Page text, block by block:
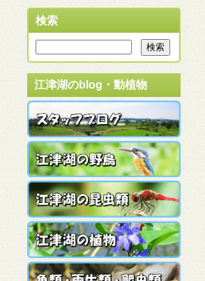
検索
江津湖のblog・動植物